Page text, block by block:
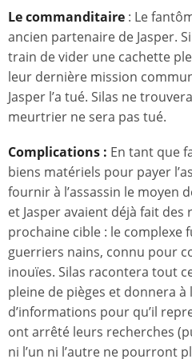
Le commanditaire : Le
ancien partenaire de Jasper.
train de vider une cachette
leur dernière mission
Jasper l’a tué. Silas ne
meurtrier ne sera pas tué.
Complications : En tant que
biens matériels pour payer
fournir à l’assassin le moyen
et Jasper avaient déjà fait
prochaine cible : le complexe
guerriers nains, connu pour
inouïes. Silas racontera tout
pleine de pièges et donnera à
d’informations pour qu’il
ont arrêté leurs recherches
ni l’un ni l’autre ne pourront